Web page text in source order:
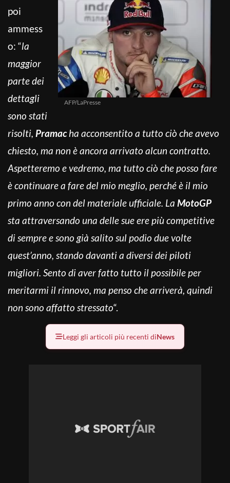
AFP/LaPresse
poi
ammess
o: “la
maggior
parte dei
dettagli
sono stati
risolti, Pramacha acconsentito a tutto ciò che avevo
chiesto, ma non è ancora arrivato alcun contratto.
Aspetteremo e vedremo, ma tutto ciò che posso fare
è continuare a fare del mio meglio, perché è il mio
primo anno con del materiale ufficiale. La MotoGP
sta attraversando una delle sue ere più competitive
di sempre e sono già salito sul podio due volte
quest’anno, stando davanti a diversi dei piloti
migliori. Sento di aver fatto tutto il possibile per
meritarmi il rinnovo, ma penso che arriverà, quindi
non sono affatto stressato“.
Leggi gli articoli più recenti diNews